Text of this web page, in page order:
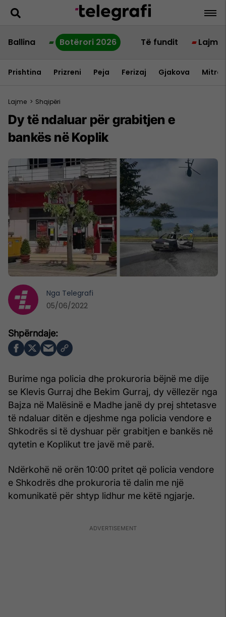
Ballina Botërori 2026 Të fundit Lajme
Prishtina Prizreni Peja Ferizaj Gjakova
Lajme > Shqipëri
Dy të ndaluar për grabitjen e
bankës në Koplik
Burime nga policia dhe prokuroria bëjnë me dije
se Klevis Gurraj dhe Bekim Gurraj, dy vëllezër nga
Bajza në Malësinë e Madhe janë dy prej shtetasve
të ndaluar ditën e djeshme nga policia vendore e
Shkodrës si të dyshuar për grabitjen e bankës në
qytetin e Koplikut tre javë më parë.
Ndërkohë në orën 10:00 pritet që policia vendore
e Shkodrës dhe prokuroria të dalin me një
komunikatë për shtyp lidhur me këtë ngjarje.
Nga Telegrafi
05/06/2022